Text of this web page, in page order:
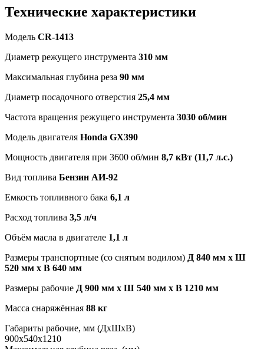
Технические характеристики
Модель CR-1413
Диаметр режущего инструмента 310 мм
Максимальная глубина реза 90 мм
Диаметр посадочного отверстия 25,4 мм
Частота вращения режущего инструмента 3030 об/мин
Модель двигателя Honda GX390
Мощность двигателя при 3600 об/мин 8,7 кВт (11,7 л.с.)
Вид топлива Бензин АИ-92
Емкость топливного бака 6,1 л
Расход топлива 3,5 л/ч
Объём масла в двигателе 1,1 л
Размеры транспортные (со снятым водилом) Д 840 мм x Ш
520 мм x В 640 мм
Размеры рабочие Д 900 мм x Ш 540 мм x В 1210 мм
Масса снаряжённая 88 кг
Габариты рабочие, мм (ДхШхВ)
900х540х1210